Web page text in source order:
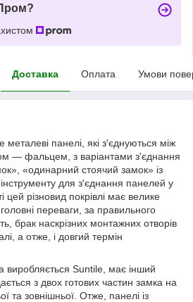
Доставка Оплата Умови
панелі, які з'єднуються між
— фальцем, з варіантами з'єднання
«одинарний стоячий замок» із
для з'єднання панелей у
цей різновид покрівлі має велике
переваги, за правильного
брак наскрізних монтажних отворів
а отже, і довгий термін
виробляється Suntile, має інший
з двох готових частин замка на
та зовнішньої. Отже, панелі із